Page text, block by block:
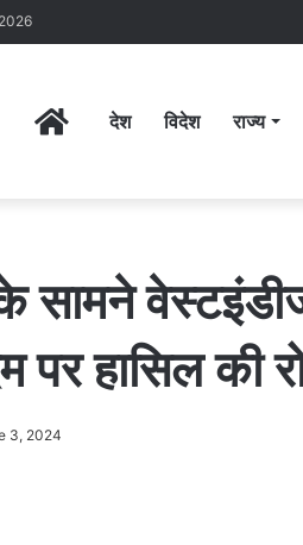
Homeदेश विदेश राज्य
सामने
हासिल की
3, 2024